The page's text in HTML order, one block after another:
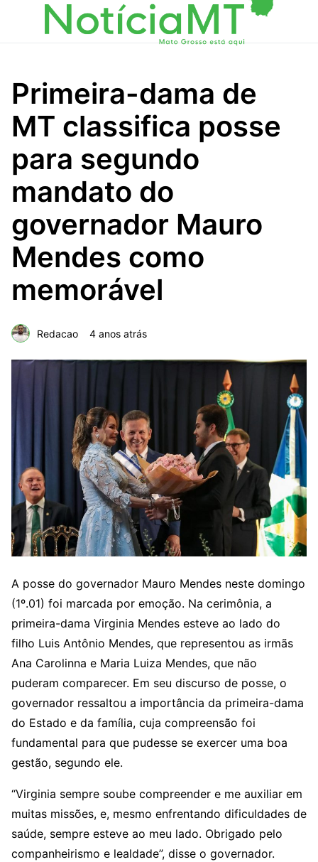
Primeira-dama de
MT classifica posse
para segundo
mandato do
governador Mauro
Mendes como
memorável
Redacao 4 anos atrás
A posse do governador Mauro Mendes neste domingo
(1º.01) foi marcada por emoção. Na cerimônia, a
primeira-dama Virginia Mendes esteve ao lado do
filho Luis Antônio Mendes, que representou as irmãs
Ana Carolinna e Maria Luiza Mendes, que não
puderam comparecer. Em seu discurso de posse, o
governador ressaltou a importância da primeira-dama
do Estado e da família, cuja compreensão foi
fundamental para que pudesse se exercer uma boa
gestão, segundo ele.
“Virginia sempre soube compreender e me auxiliar em
muitas missões, e, mesmo enfrentando dificuldades de
saúde, sempre esteve ao meu lado. Obrigado pelo
companheirismo e lealdade”, disse o governador.